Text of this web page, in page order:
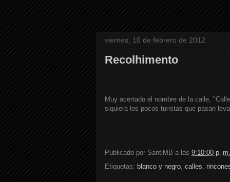
viernes, 10 de febrero de 2012
Recolhimento
Muy acertado el nombre de la calle,
siquiera los pocos turistas que pasan
Publicado por SantiMB a las 9:10:00 p. m.
Etiquetas: blanco y negro, calles,